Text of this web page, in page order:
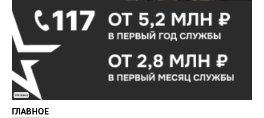
Реклама
ГЛАВНОЕ